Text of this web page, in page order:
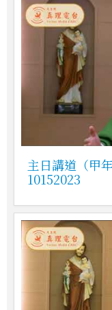
主日講道（甲
10152023